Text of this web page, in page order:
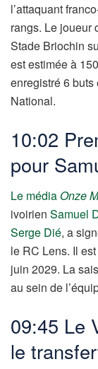
l’attaquant
rangs. Le joueur
Stade Briochin
est estimée à
enregistré 6
National.
10:02
pour
Le médiaOnze
ivoirien Samuel
Serge Dié, a
le RC Lens. Il
juin 2029. La
au sein de
09:45 Le
le